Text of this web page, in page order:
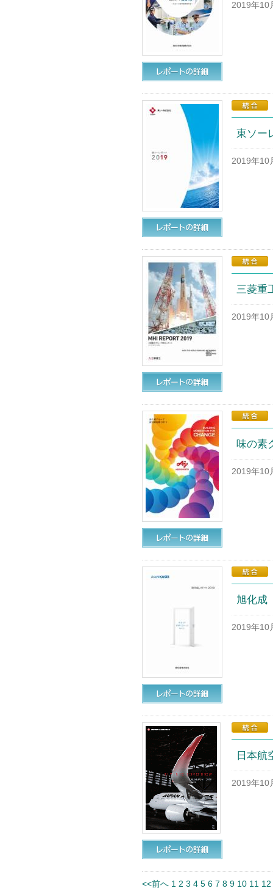
2019年10
東ソー
2019年10
三菱重
2019年10
味の素
2019年10
旭化成
2019年10
日本航
2019年10
<<前へ 1 2 3 4 5 6 7 8 9 10 11 12